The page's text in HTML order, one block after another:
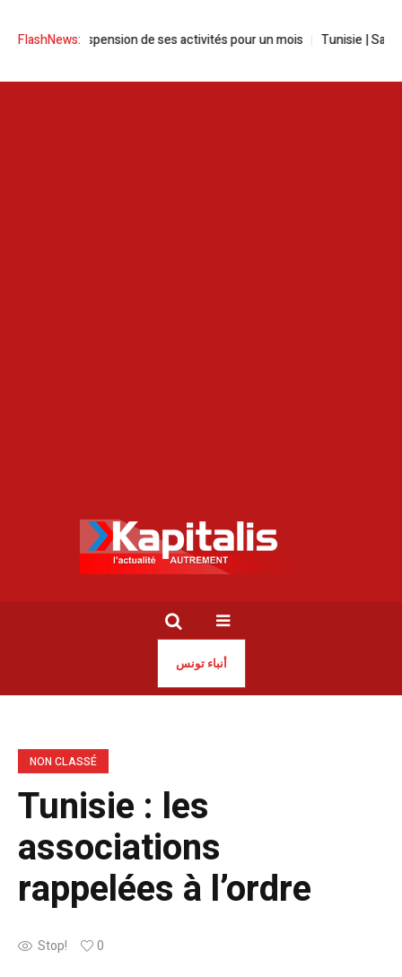
FlashNews:
la suspension de ses activités pour un mois Tunisie | Sayed
أنباء تونس
NON CLASSÉ
Tunisie : les
associations
rappelées à l’ordre
Stop! 0